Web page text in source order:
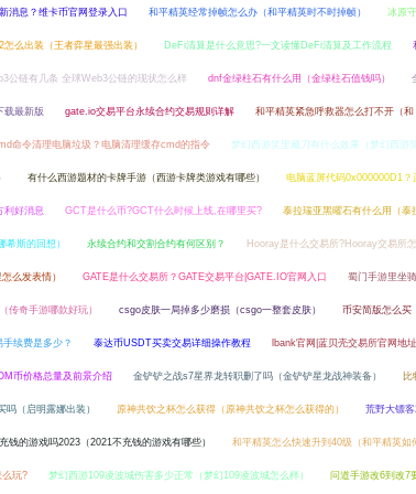
消息？维卡币官网登录入口 和平精英经常掉帧怎么办（和平精英时不时掉帧） 冰原守
么出装（王者弈星最强出装） DeFi清算是什么意思?一文读懂DeFi清算及工作流程
公链有几条 全球Web3公链的现状怎么样 dnf金绿柱石有什么用（金绿柱石值钱吗）
载最新版 gate.io交易平台永续合约交易规则详解 和平精英紧急呼救器怎么打不开（和
命令清理电脑垃圾？电脑清理缓存cmd的指令 梦幻西游笑里藏刀有什么效果（梦幻西游
有什么西游题材的卡牌手游（西游卡牌类游戏有哪些） 电脑蓝屏代码0x000000D1？
利好消息 GCT是什么币?GCT什么时候上线,在哪里买? 泰拉瑞亚黑曜石有什么用（泰
希斯的回想） 永续合约和交割合约有何区别？ Hooray是什么交易所?Hooray交易所怎
么发表情） GATE是什么交易所？GATE交易平台|GATE.IO官网入口 蜀门手游里坐骑
传奇手游哪款好玩） csgo皮肤一局掉多少磨损（csgo一整套皮肤） 币安简版怎么买
续费是多少？ 泰达币USDT买卖交易详细操作教程 lbank官网|蓝贝壳交易所官网地址
币价格总量及前景介绍 金铲铲之战s7星界龙转职删了吗（金铲铲星龙战神装备） 比
吗（启明露娜出装） 原神共饮之杯怎么获得（原神共饮之杯怎么获得的） 荒野大镖
钱的游戏吗2023（2021不充钱的游戏有哪些） 和平精英怎么快速升到40级（和平精英如
么玩? 梦幻西游109凌波城伤害多少正常（梦幻109凌波城怎么样） 问道手游改6到改7